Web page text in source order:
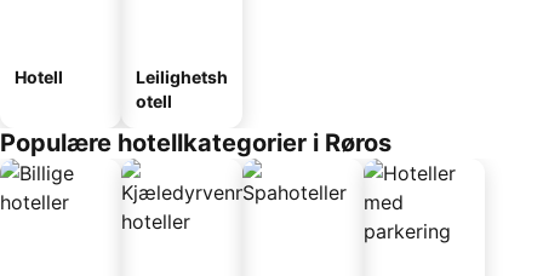
Hotell
Leilighetsh
otell
Populære hotellkategorier i Røros